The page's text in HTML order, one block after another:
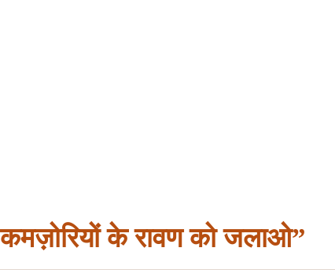
के रावण को जलाओ”